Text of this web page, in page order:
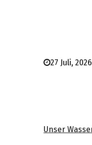
27 Juli, 2026
Unser